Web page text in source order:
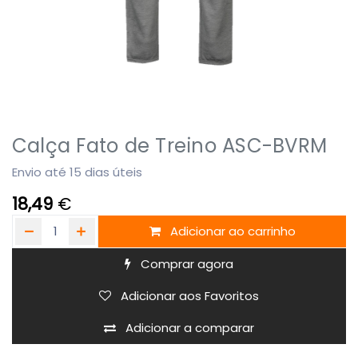
Calça Fato de Treino ASC-BVRM
Envio até 15 dias úteis
18,49 €
Adicionar ao carrinho
Comprar agora
Adicionar a comparar
Adicionar aos Favoritos